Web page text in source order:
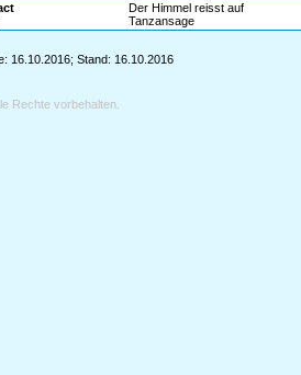
Der Himmel reisst auf
Tanzansage
16.10.2016; Stand: 16.10.2016
Rechte vorbehalten.